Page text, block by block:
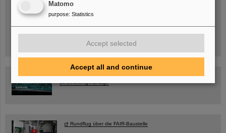
geöffnet Di – Fr,
Sa, 11.07.26, 10:30-16:00 Uhr
FAIR-Trailer: Der Weg der Teilchen durch die
Beschleunigeranlage
Rundflug über die FAIR-Baustelle
Matomo
purpose: Statistics
Accept selected
Accept all and continue